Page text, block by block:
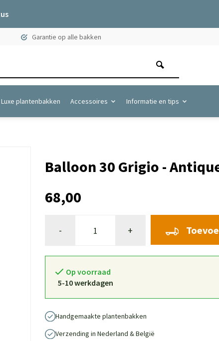
Garantie op alle bakken
Luxe plantenbakken Accessoires Informatie en tips
Balloon 30 Grigio -
68,00
- +
Op voorraad
5-10 werkdagen
Handgemaakte plantenbakken
Verzending in Nederland & België